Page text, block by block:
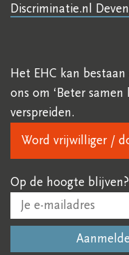
Discriminatie.nl
Het EHC kan
ons om ‘Beter
verspreiden.
Word vrijwilliger /
Op de hoogte blijven?